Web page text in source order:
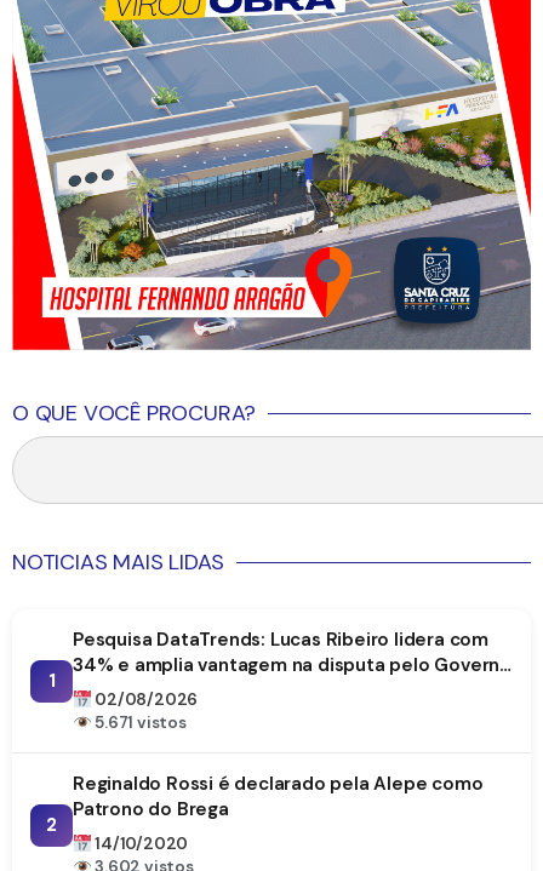
O QUE VOCÊ PROCURA?
NOTICIAS MAIS LIDAS
1
Pesquisa DataTrends: Lucas Ribeiro lidera com
34% e amplia vantagem na disputa pelo Governo
da Paraíba
02/08/2026
5.671 vistos
2
Reginaldo Rossi é declarado pela Alepe como
Patrono do Brega
14/10/2020